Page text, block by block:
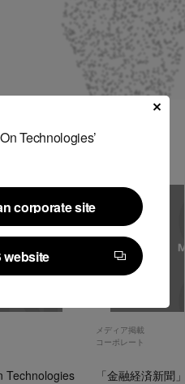
Technologies’
corporate site
corporate site
website
website
Technologies
メディア掲載
コーポレート
「金融経済新聞